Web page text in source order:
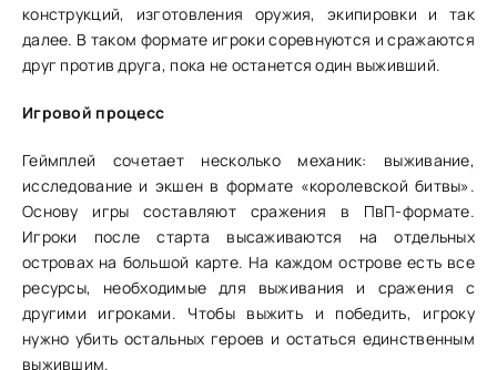
конструкций, изготовления оружия, экипировки и так
далее. В таком формате игроки соревнуются и сражаются
друг против друга, пока не останется один выживший.
Игровой процесс
Геймплей сочетает несколько механик: выживание,
исследование и экшен в формате «королевской битвы».
Основу игры составляют сражения в ПвП-формате.
Игроки после старта высаживаются на отдельных
островах на большой карте. На каждом острове есть все
ресурсы, необходимые для выживания и сражения с
другими игроками. Чтобы выжить и победить, игроку
нужно убить остальных героев и остаться единственным
выжившим.